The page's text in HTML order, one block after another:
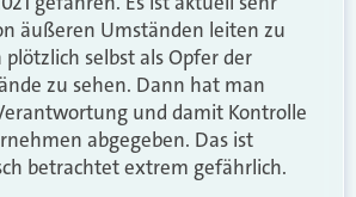
äußeren Umständen leiten zu
plötzlich selbst als Opfer der
zu sehen. Dann hat man
und damit Kontrolle
abgegeben. Das ist
betrachtet extrem gefährlich.